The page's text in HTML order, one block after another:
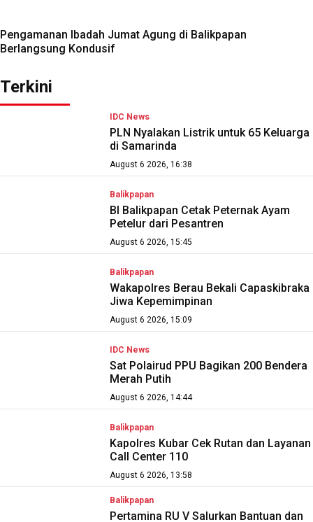
Pengamanan Ibadah Jumat Agung di Balikpapan
Berlangsung Kondusif
Terkini
IDC News
PLN Nyalakan Listrik untuk 65 Keluarga
di Samarinda
August 6 2026, 16:38
Balikpapan
BI Balikpapan Cetak Peternak Ayam
Petelur dari Pesantren
August 6 2026, 15:45
Balikpapan
Wakapolres Berau Bekali Capaskibraka
Jiwa Kepemimpinan
August 6 2026, 15:09
IDC News
Sat Polairud PPU Bagikan 200 Bendera
Merah Putih
August 6 2026, 14:44
Balikpapan
Kapolres Kubar Cek Rutan dan Layanan
Call Center 110
August 6 2026, 13:58
Balikpapan
Pertamina RU V Salurkan Bantuan dan